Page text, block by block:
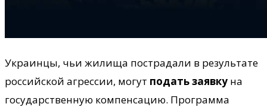
Украинцы, чьи жилища пострадали в результате
российской агрессии, могут подать заявку на
государственную компенсацию. Программа